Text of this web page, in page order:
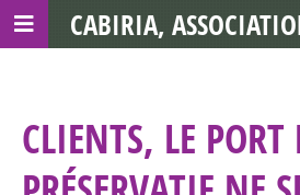
CLIENTS, LE PORT
CABIRIA,